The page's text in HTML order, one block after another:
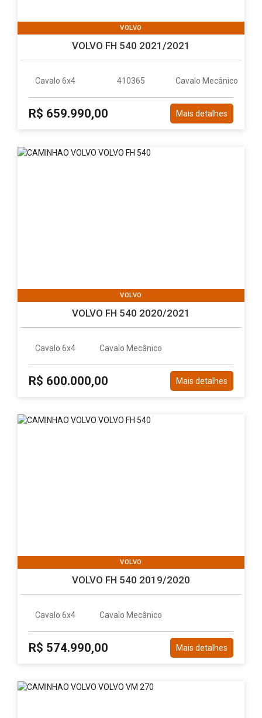
VOLVO
VOLVO FH 540 2021/2021
Cavalo 6x4 410365 Cavalo Mecânico
R$ 659.990,00 Mais detalhes
VOLVO
VOLVO FH 540 2020/2021
Cavalo 6x4 Cavalo Mecânico
R$ 600.000,00 Mais detalhes
VOLVO
VOLVO FH 540 2019/2020
Cavalo 6x4 Cavalo Mecânico
R$ 574.990,00 Mais detalhes